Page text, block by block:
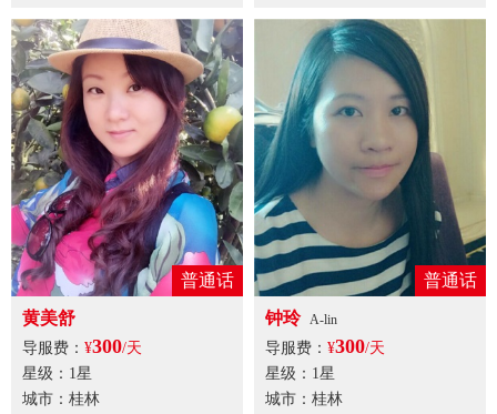
普通话
黄美舒
导服费： ¥300/天
星级：1星
城市：桂林
普通话
钟玲 A-lin
导服费： ¥300/天
星级：1星
城市：桂林